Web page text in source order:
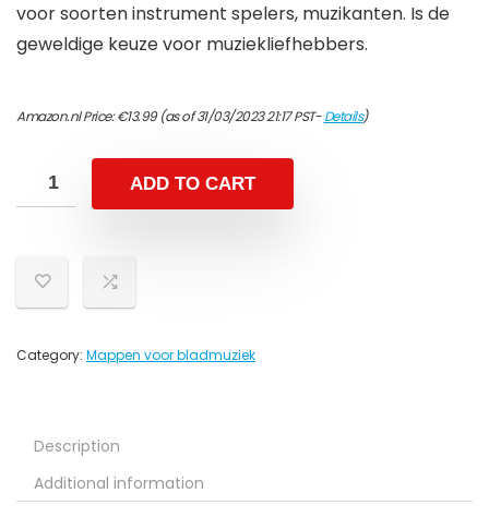
voor soorten instrument spelers, muzikanten. Is de
geweldige keuze voor muziekliefhebbers.
Amazon.nl Price:€13.99(as of 31/03/2023 21:17 PST-Details)
ADD TO CART
Category: Mappen voor bladmuziek
Description
Additional information